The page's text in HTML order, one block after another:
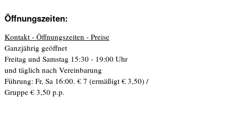
Öffnungszeiten:
Kontakt - Öffnungszeiten - Preise
Ganzjährig geöffnet
Freitag und Samstag 15:30 - 19:00 Uhr
und täglich nach Vereinbarung
Führung: Fr, Sa 16:00. € 7 (ermäßigt € 3,50) /
Gruppe € 3,50 p.p.